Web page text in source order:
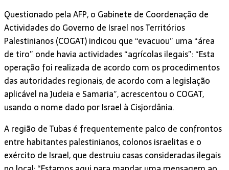
Questionado pela AFP, o Gabinete de Coordenação de
Actividades do Governo de Israel nos Territórios
Palestinianos (COGAT) indicou que “evacuou” uma “área
de tiro” onde havia actividades “agrícolas ilegais”: “Esta
operação foi realizada de acordo com os procedimentos
das autoridades regionais, de acordo com a legislação
aplicável na Judeia e Samaria”, acrescentou o COGAT,
usando o nome dado por Israel à Cisjordânia.
A região de Tubas é frequentemente palco de confrontos
entre habitantes palestinianos, colonos israelitas e o
exército de Israel, que destruiu casas consideradas ilegais